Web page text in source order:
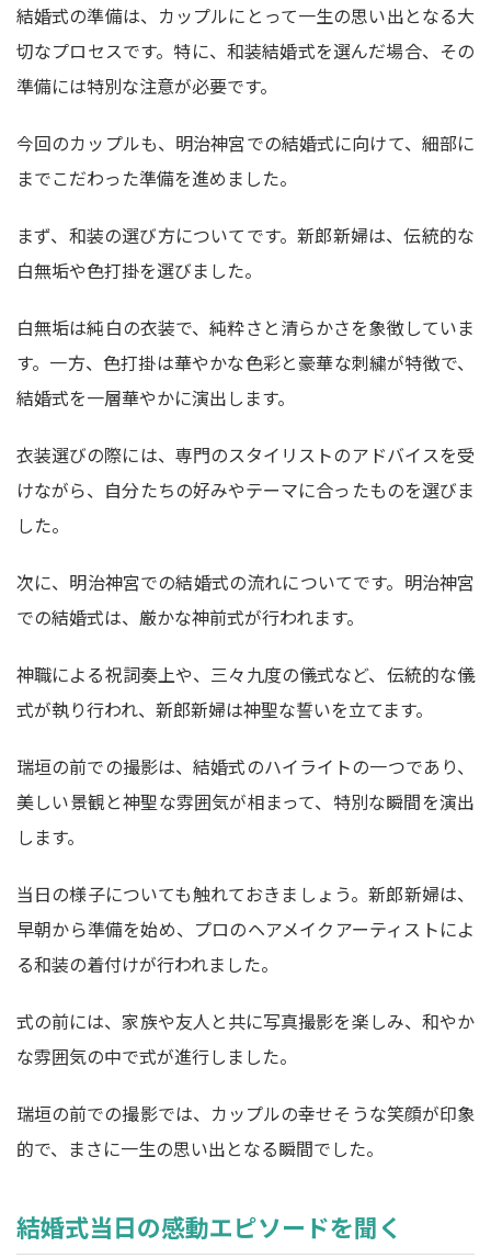
結婚式の準備は、カップルにとって一生の思い出となる大
切なプロセスです。特に、和装結婚式を選んだ場合、その
準備には特別な注意が必要です。
今回のカップルも、明治神宮での結婚式に向けて、細部に
までこだわった準備を進めました。
まず、和装の選び方についてです。新郎新婦は、伝統的な
白無垢や色打掛を選びました。
白無垢は純白の衣装で、純粋さと清らかさを象徴していま
す。一方、色打掛は華やかな色彩と豪華な刺繍が特徴で、
結婚式を一層華やかに演出します。
衣装選びの際には、専門のスタイリストのアドバイスを受
けながら、自分たちの好みやテーマに合ったものを選びま
した。
次に、明治神宮での結婚式の流れについてです。明治神宮
での結婚式は、厳かな神前式が行われます。
神職による祝詞奏上や、三々九度の儀式など、伝統的な儀
式が執り行われ、新郎新婦は神聖な誓いを立てます。
瑞垣の前での撮影は、結婚式のハイライトの一つであり、
美しい景観と神聖な雰囲気が相まって、特別な瞬間を演出
します。
当日の様子についても触れておきましょう。新郎新婦は、
早朝から準備を始め、プロのヘアメイクアーティストによ
る和装の着付けが行われました。
式の前には、家族や友人と共に写真撮影を楽しみ、和やか
な雰囲気の中で式が進行しました。
瑞垣の前での撮影では、カップルの幸せそうな笑顔が印象
的で、まさに一生の思い出となる瞬間でした。
結婚式当日の感動エピソードを聞く